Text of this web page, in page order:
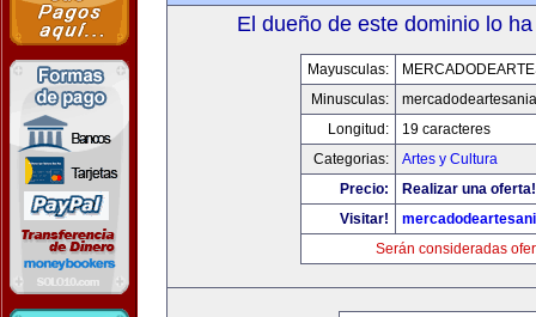
El dueño de este dominio lo
Mayusculas:
Minusculas:
Longitud:
19 caracteres
Categorias:
Artes y Cultura
Precio:
Realizar una oferta!
Visitar!
Serán consideradas